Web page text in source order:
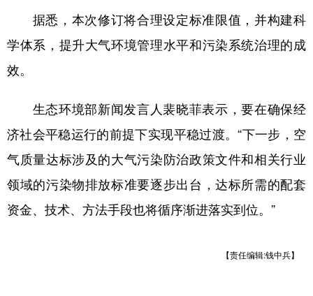
据悉，本次修订将合理设定标准限值，并构建科
学体系，提升大气环境管理水平和污染系统治理的成
效。
生态环境部新闻发言人裴晓菲表示，要在确保经
济社会平稳运行的前提下实现平稳过渡。“下一步，空
气质量达标涉及的大气污染防治政策文件和相关行业
领域的污染物排放标准要逐步出台，达标所需的配套
资金、技术、方法手段也将循序渐进落实到位。”
【责任编辑:钱中兵】